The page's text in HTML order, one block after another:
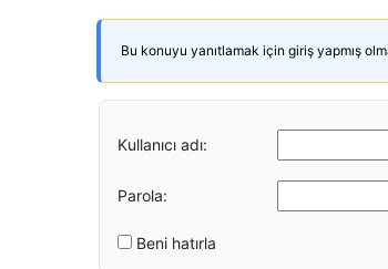
Bu konuyu yanıtlamak için giriş yapmış
Kullanıcı adı:
Parola:
Beni hatırla